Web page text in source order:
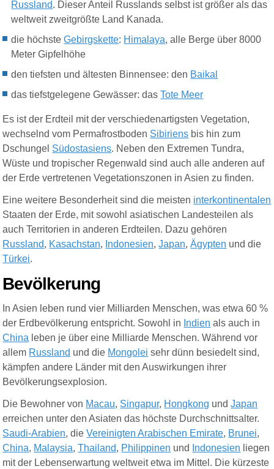
Russland. Dieser Anteil Russlands selbst ist größer als das
weltweit zweitgrößte Land Kanada.
die höchsteGebirgskette: Himalaya, alle Berge über 8000
Meter Gipfelhöhe
den tiefsten und ältesten Binnensee: den Baikal
das tiefstgelegene Gewässer: dasTote Meer
Es ist der Erdteil mit der verschiedenartigsten Vegetation,
wechselnd vom Permafrostboden Sibiriens bis hin zum
Dschungel Südostasiens. Neben den ExtremenTundra,
Wüste undtropischer Regenwald sind auch alle anderen auf
der Erde vertretenenVegetationszonen in Asien zu finden.
Eine weitere Besonderheit sind die meisten interkontinentalen
Staaten der Erde, mit sowohl asiatischen Landesteilen als
auch Territorien in anderen Erdteilen. Dazu gehören
Russland, Kasachstan, Indonesien,Japan,Ägypten und die
Türkei.
Bevölkerung
In Asien leben rund vier Milliarden Menschen, was etwa 60 %
der Erdbevölkerung entspricht. Sowohl in Indien als auch in
China leben je über eine Milliarde Menschen. Während vor
allem Russland und die Mongolei sehr dünn besiedelt sind,
kämpfen andere Länder mit den Auswirkungen ihrer
Bevölkerungsexplosion.
Die Bewohner von Macau, Singapur, Hongkong undJapan
erreichen unter den Asiaten das höchste Durchschnittsalter.
Saudi-Arabien, dieVereinigten Arabischen Emirate, Brunei,
China, Malaysia,Thailand, Philippinen und Indonesien liegen
mit der Lebenserwartung weltweit etwa im Mittel. Die kürzeste